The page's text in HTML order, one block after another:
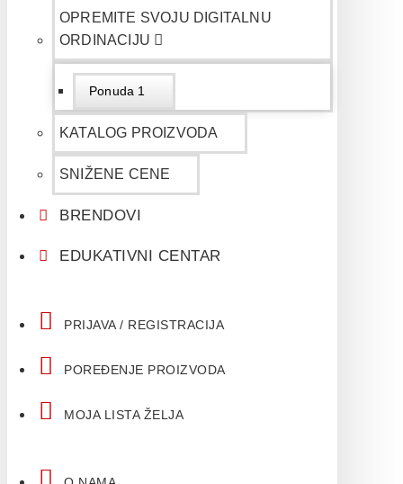
OPREMITE SVOJU DIGITALNU
ORDINACIJU
Ponuda 1
KATALOG PROIZVODA
SNIŽENE CENE
BRENDOVI
EDUKATIVNI CENTAR
PRIJAVA / REGISTRACIJA
POREĐENJE PROIZVODA
MOJA LISTA ŽELJA